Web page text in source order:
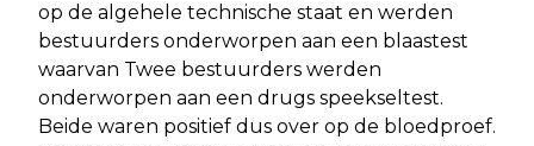
op de algehele technische staat en werden
bestuurders onderworpen aan een blaastest
waarvan Twee bestuurders werden
onderworpen aan een drugs speekseltest.
Beide waren positief dus over op de bloedproef.